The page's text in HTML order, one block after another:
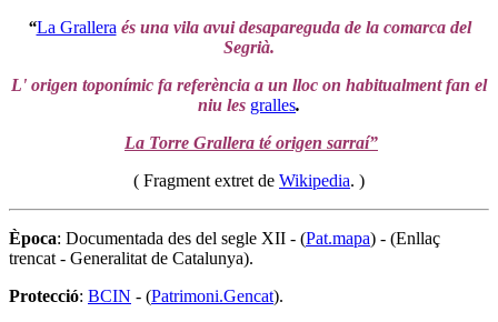
“La Grallera és una vila avui desapareguda de la comarca del
Segrià.
L' origen toponímic fa referència a un lloc on habitualment fan el
niu les gralles.
La Torre Grallera té origen sarraí”
( Fragment extret de Wikipedia. )
Època: Documentada des del segle XII - (Pat.mapa) - (Enllaç
trencat - Generalitat de Catalunya).
Protecció: BCIN - (Patrimoni.Gencat).